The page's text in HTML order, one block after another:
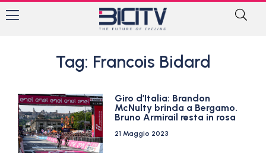
Tag: Francois Bidard
Giro d’Italia: Brandon
McNulty brinda a Bergamo.
Bruno Armirail resta in rosa
21 Maggio 2023